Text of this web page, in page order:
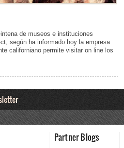
de museos e instituciones
según ha informado hoy la empresa
californiano permite visitar on line los
Partner Blogs